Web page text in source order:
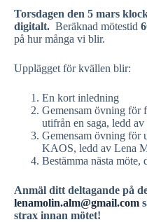
Torsdagen den 5 mars
digitalt. Beräknad mötestid
på hur många vi blir.
Upplägget för kvällen blir:
En kort inledning
Gemensam övning för
utifrån en saga, ledd
Gemensam övning för
KAOS, ledd av Lena
Bestämma nästa möte,
Anmäl ditt deltagande på
lenamolin.alm@gmail.com
strax innan mötet!